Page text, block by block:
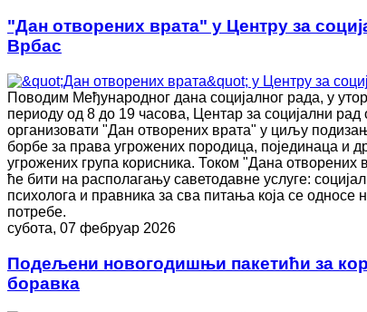
"Дан отворених врата" у Центру за
Врбас
Поводим Међународног дана социјалног рада, у
периоду од 8 до 19 часова, Центар за социјални
организовати "Дан отворених врата" у циљу
борбе за права угрожених породица, појединаца и
угрожених група корисника. Током "Дана отворених
ће бити на располагању саветодавне услуге:
психолога и правника за сва питања која се односе
потребе.
субота, 07 фебруар 2026
Подељени новогодишњи пакетићи за
боравка